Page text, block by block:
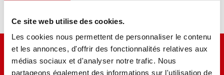
Ce site web utilise des cookies.
Les cookies nous permettent de personnaliser le contenu
et les annonces, d'offrir des fonctionnalités relatives aux
médias sociaux et d'analyser notre trafic. Nous
partageons également des informations sur l'utilisation de